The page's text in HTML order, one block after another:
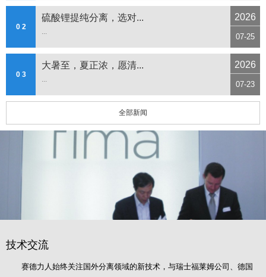
0 2
硫酸锂提纯分离，选对...
...
2026
07-25
0 3
大暑至，夏正浓，愿清...
...
2026
07-23
全部新闻
技术交流
赛德力人始终关注国外分离领域的新技术，与瑞士福莱姆公司、德国